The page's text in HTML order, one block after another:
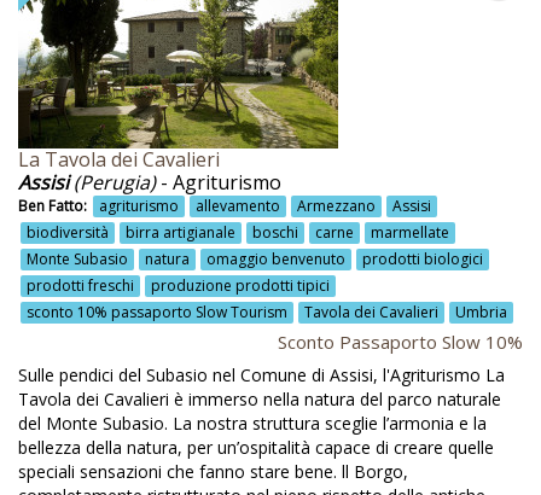
Fotovoltaico
Friuli
Frutta del proprio giardino
Frutta km zero
Frutteti
Frutteto
Frutteto biologico
Gadget di benvenuto
Galleria d'arte contemporanea
Gallura
Gastronomia trentina
Giardini con visite guidate
La Tavola dei Cavalieri
Assisi(Perugia)- Agriturismo
Ben Fatto: agriturismo allevamento Armezzano
Assisi
biodiversità
birra artigianale boschi carne
marmellate
Monte Subasio
natura omaggio benvenuto
prodotti biologici
prodotti freschi
produzione prodotti tipici
sconto 10% passaporto Slow Tourism
Tavola dei Cavalieri Umbria
Sconto Passaporto Slow 10%
Sulle pendici del Subasio nel Comune di Assisi, l'Agriturismo La
Tavola dei Cavalieri è immerso nella natura del parco naturale
del Monte Subasio. La nostra struttura sceglie l’armonia e la
bellezza della natura, per un’ospitalità capace di creare quelle
speciali sensazioni che fanno stare bene. ll Borgo,